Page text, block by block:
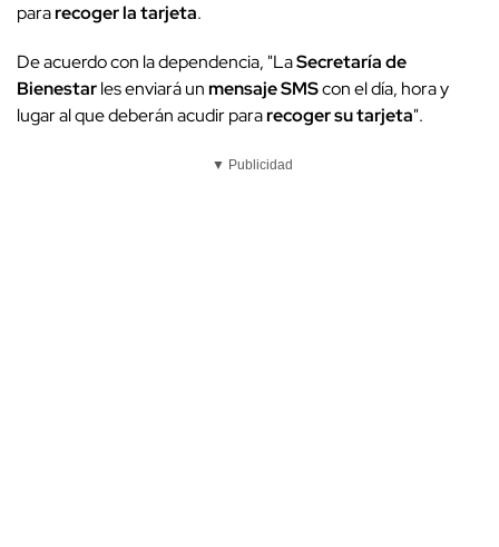
pararecoger la tarjeta.
De acuerdo con la dependencia, "LaSecretaría de
Bienestarles enviará unmensaje SMScon el día, hora y
lugar al que deberán acudir pararecoger su tarjeta".
▼ Publicidad